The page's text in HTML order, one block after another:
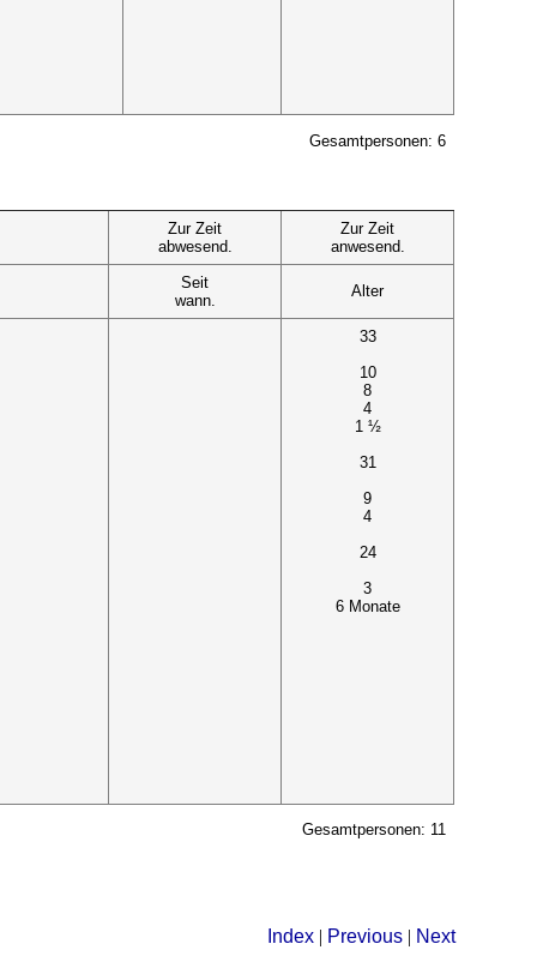
Gesamtpersonen: 6
Zur Zeit
abwesend.
Zur Zeit
anwesend.
Seit
wann.
Alter
33
10
8
4
1 ½
31
9
4
24
3
6 Monate
Gesamtpersonen: 11
Index| Previous| Next